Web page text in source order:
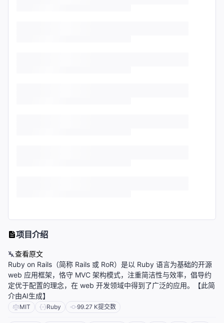
项目介绍
查看原文
Ruby on Rails（简称 Rails 或 RoR）是以 Ruby 语言为基础的开源
web 应用框架，恪守 MVC 架构模式，注重简洁性与效率，倡导约
定优于配置的理念，在 web 开发领域中得到了广泛的应用。【此简
介由AI生成】
MIT Ruby 99.27 K提交数